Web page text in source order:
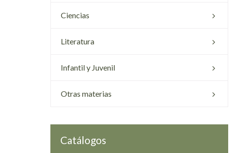
Ciencias
Literatura
Infantil y Juvenil
Otras materias
Catálogos